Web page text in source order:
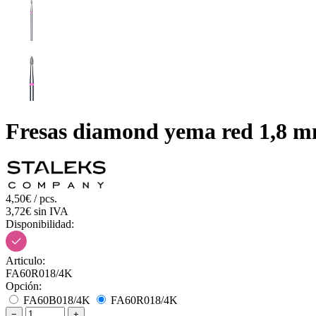
Fresas diamond yema red 1,8
4,50€ / pcs.
3,72€ sin IVA
Disponibilidad:
Articulo:
FA60R018/4K
Opción:
FA60B018/4K
FA60R018/4K